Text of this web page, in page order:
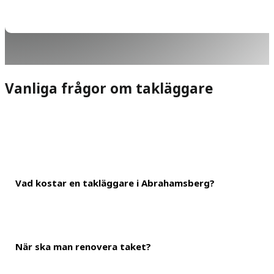
Vanliga frågor om takläggare
Vad kostar en takläggare i Abrahamsberg?
Det generella priset för att lägga tak i Abrahamsberg ligger på
När ska man renovera taket?